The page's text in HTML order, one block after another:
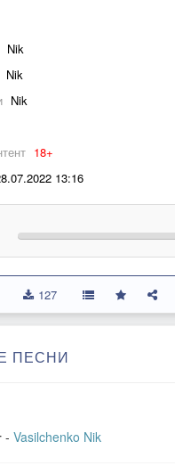
Nik
Nik
Nik
18+
13:16
127
ПЕСНИ
- Vasilchenko Nik